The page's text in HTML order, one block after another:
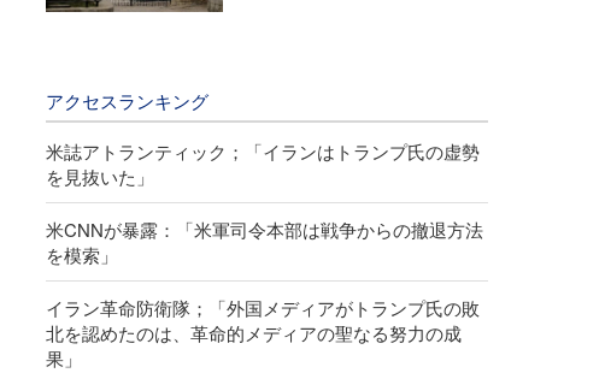
アクセスランキング
米誌アトランティック；「イランはトランプ氏の虚勢
を見抜いた」
米CNNが暴露：「米軍司令本部は戦争からの撤退方法
を模索」
イラン革命防衛隊；「外国メディアがトランプ氏の敗
北を認めたのは、革命的メディアの聖なる努力の成
果」